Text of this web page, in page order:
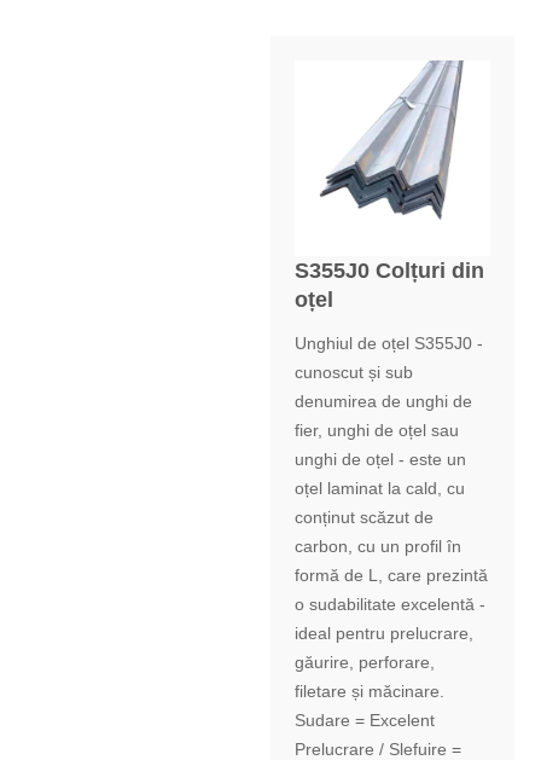
S355J0 Colțuri din
oțel
Unghiul de oțel S355J0 -
cunoscut și sub
denumirea de unghi de
fier, unghi de oțel sau
unghi de oțel - este un
oțel laminat la cald, cu
conținut scăzut de
carbon, cu un profil în
formă de L, care prezintă
o sudabilitate excelentă -
ideal pentru prelucrare,
găurire, perforare,
filetare și măcinare.
Sudare = Excelent
Prelucrare / Slefuire =